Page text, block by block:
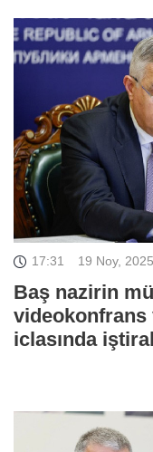
17:31 19 Noy, 2025
Baş nazirin
videokonfrans
iclasında